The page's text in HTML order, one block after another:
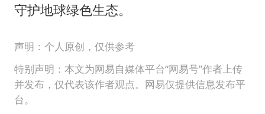
守护地球绿色生态。
声明：个人原创，仅供参考
特别声明：本文为网易自媒体平台“网易号”作者上传
并发布，仅代表该作者观点。网易仅提供信息发布平
台。